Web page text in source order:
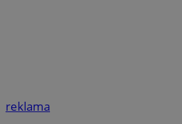
reklama